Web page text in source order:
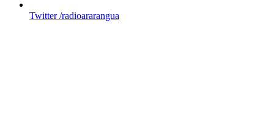
Twitter /radioararangua